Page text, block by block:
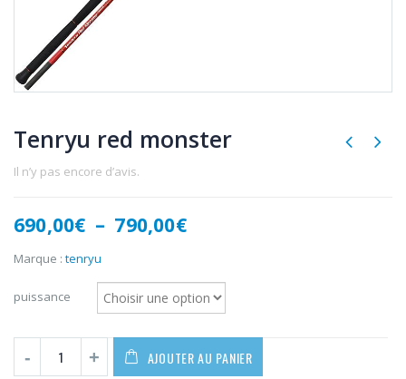
Tenryu red monster
Il n’y pas encore d’avis.
690,00€ – 790,00€Plage
690,00€
à
790,00€
Marque : tenryu
puissance
AJOUTER AU PANIER